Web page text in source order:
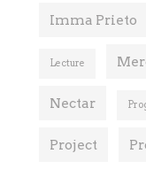
Imma Prieto
Lecture
Nectar
Project